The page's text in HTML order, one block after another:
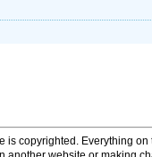
copyrighted. Everything